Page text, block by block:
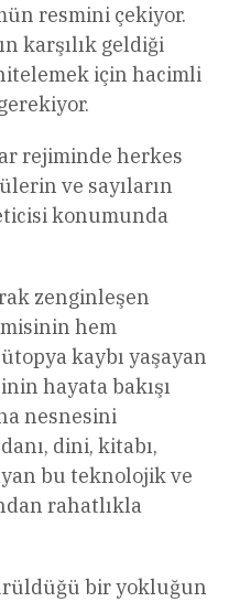
resmini çekiyor.
karşılık geldiği
için hacimli
rejiminde herkes
ve sayıların
konumunda
zenginleşen
hem
kaybı yaşayan
hayata bakışı
nesnesini
dini, kitabı,
bu teknolojik ve
rahatlıkla
bir yokluğun